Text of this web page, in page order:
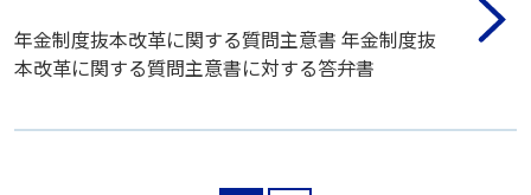
年金制度抜本改革に関する質問主意書 年金制度抜
本改革に関する質問主意書に対する答弁書